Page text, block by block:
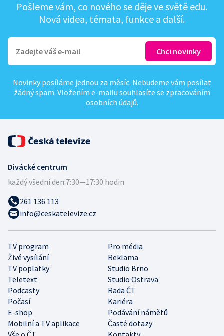
Pošleme vám, co nového se děje ve světě edu.
Nová videa, témata, funkce a další.
Novinky posíláme jednou za měsíc. Nebudeme vám posílat
žádný spam. Vložením e-mailu souhlasíte se zpracováním
osobních údajů.